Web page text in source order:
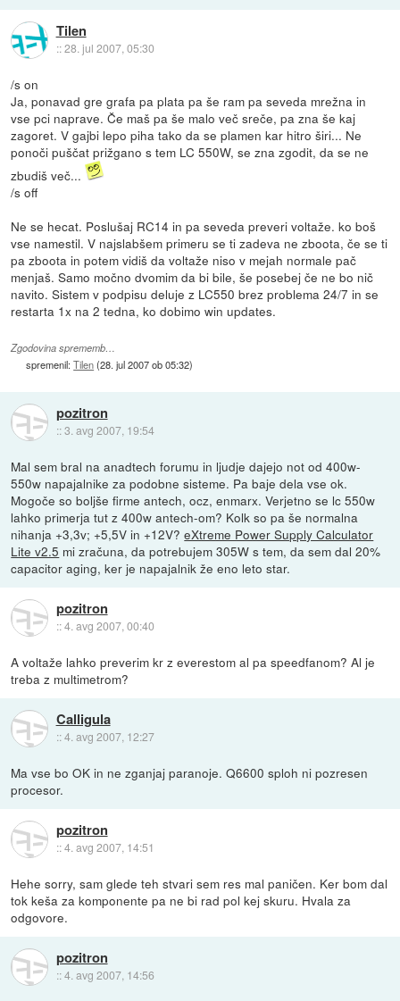
Tilen
::28. jul 2007, 05:30
/s on
Ja, ponavad gre grafa pa plata pa še ram pa seveda mrežna in
vse pci naprave. Če maš pa še malo več sreče, pa zna še kaj
zagoret. V gajbi lepo piha tako da se plamen kar hitro širi... Ne
ponoči puščat prižgano s tem LC 550W, se zna zgodit, da se ne
zbudiš več...
/s off
Ne se hecat. Poslušaj RC14 in pa seveda preveri voltaže. ko boš
vse namestil. V najslabšem primeru se ti zadeva ne zboota, če se ti
pa zboota in potem vidiš da voltaže niso v mejah normale pač
menjaš. Samo močno dvomim da bi bile, še posebej če ne bo nič
navito. Sistem v podpisu deluje z LC550 brez problema 24/7 in se
restarta 1x na 2 tedna, ko dobimo win updates.
Zgodovina sprememb…
spremenil:Tilen(28. jul 2007 ob 05:32)
pozitron
::3. avg 2007, 19:54
Mal sem bral na anadtech forumu in ljudje dajejo not od 400w-
550w napajalnike za podobne sisteme. Pa baje dela vse ok.
Mogoče so boljše firme antech, ocz, enmarx. Verjetno se lc 550w
lahko primerja tut z 400w antech-om? Kolk so pa še normalna
nihanja +3,3v; +5,5V in +12V?eXtreme Power Supply Calculator
Lite v2.5 mi zračuna, da potrebujem 305W s tem, da sem dal 20%
capacitor aging, ker je napajalnik že eno leto star.
pozitron
::4. avg 2007, 00:40
A voltaže lahko preverim kr z everestom al pa speedfanom? Al je
treba z multimetrom?
Calligula
::4. avg 2007, 12:27
Ma vse bo OK in ne zganjaj paranoje. Q6600 sploh ni pozresen
procesor.
pozitron
::4. avg 2007, 14:51
Hehe sorry, sam glede teh stvari sem res mal paničen. Ker bom dal
tok keša za komponente pa ne bi rad pol kej skuru. Hvala za
odgovore.
pozitron
::4. avg 2007, 14:56